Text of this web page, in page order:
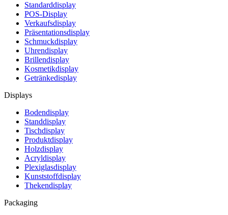
Standarddisplay
POS-Display
Verkaufsdisplay
Präsentationsdisplay
Schmuckdisplay
Uhrendisplay
Brillendisplay
Kosmetikdisplay
Getränkedisplay
Displays
Bodendisplay
Standdisplay
Tischdisplay
Produktdisplay
Holzdisplay
Acryldisplay
Plexiglasdisplay
Kunststoffdisplay
Thekendisplay
Packaging